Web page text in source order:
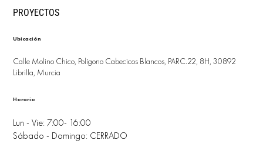
PROYECTOS
Ubicación
Calle Molino Chico, Polígono Cabecicos Blancos, PARC.22, 8H, 30892
Librilla, Murcia
Lun - Vie: 7:00- 16:00
Sábado - Domingo: CERRADO
Horario